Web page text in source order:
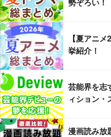
【夏アニ
挙紹介！
芸能界を
ィション
漫画読み放